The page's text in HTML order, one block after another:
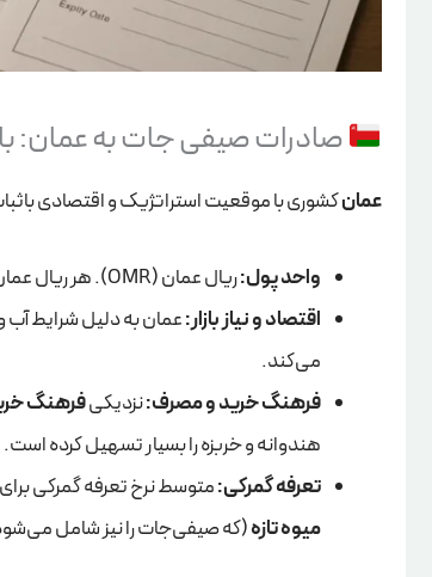
صادرات صیفی جات به عمان:
عمانکشوری با موقعیت استراتژیک و اقتصادی
واحد پول:ریال عمان (OMR). هر ریال عمان تقریباً معادل
اقتصاد و نیاز بازار:عمان به دلیل شرایط
می‌کند.
فرهنگ خرید و مصرف:نزدیکیفرهنگ
هندوانه و خربزه را بسیار تسهیل کرده است.
تعرفه گمرکی:متوسط نرخ تعرفه گمرکی
میوه تازه(که صیفی‌جات را نیز شامل